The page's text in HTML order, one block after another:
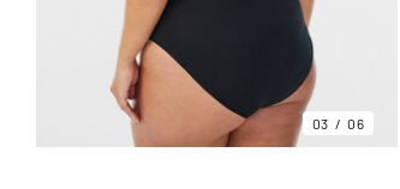
03 06